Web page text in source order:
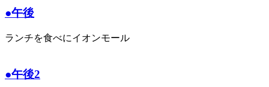
●午後
ランチを食べにイオンモール
●午後2